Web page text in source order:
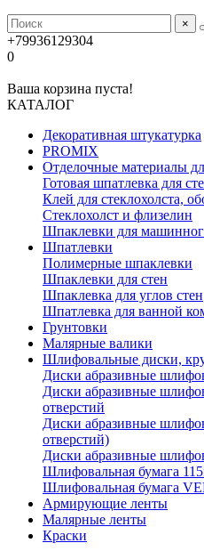
×
+79936129304
0
Ваша корзина пуста!
КАТАЛОГ
Декоративная штукатурка
PROMIX
Отделочные материалы
Готовая шпатлевка для
Клей для стеклохолста,
Стеклохолст и флизелин
Шпаклевки для
Шпатлевки
Полимерные шпаклевки
Шпаклевки для стен
Шпаклевка для углов стен
Шпатлевка для ванной
Грунтовки
Малярные валики
Шлифовальные диски,
Диски абразивные
Диски абразивные
отверстий
Диски абразивные
отверстий)
Диски абразивные
Шлифовальная бумага
Шлифовальная бумага
Армирующие ленты
Малярные ленты
Краски